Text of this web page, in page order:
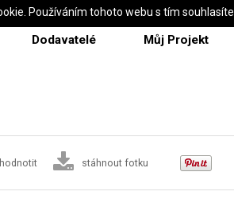
Dodavatelé Můj Projekt
hodnotit stáhnout fotku
Používáním tohoto webu s tím souhlasíte.